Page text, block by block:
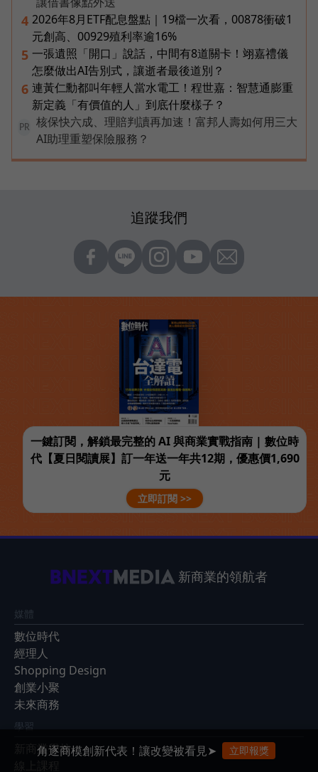
4 2026年8月ETF配息盤點｜19檔一次看，00878衝破1
元創高、00929殖利率逾16%
5 一張遺照「開口」說話，中間有8道關卡！翊嘉禮儀
怎麼做出AI告別式，讓逝者最後道別？
6 連黃仁勳都叫年輕人當水電工！程世嘉：智慧通膨重
新定義「有價值的人」到底什麼樣子？
PR
核保快六成、理賠判讀再加速！富邦人壽如何用三大
AI助理重塑保險服務？
追蹤我們
一鍵訂閱，解鎖最完整的 AI 與商業實戰指南 | 數位時
代【夏日閱讀展】訂一年送一年共12期，優惠價1,690
元
立即訂閱 >>
新商業的領航者
媒體
數位時代
經理人
Shopping Design
創業小聚
未來商務
學習
新商業學校
角逐商模創新代表！讓改變被看見➤ 立即報獎